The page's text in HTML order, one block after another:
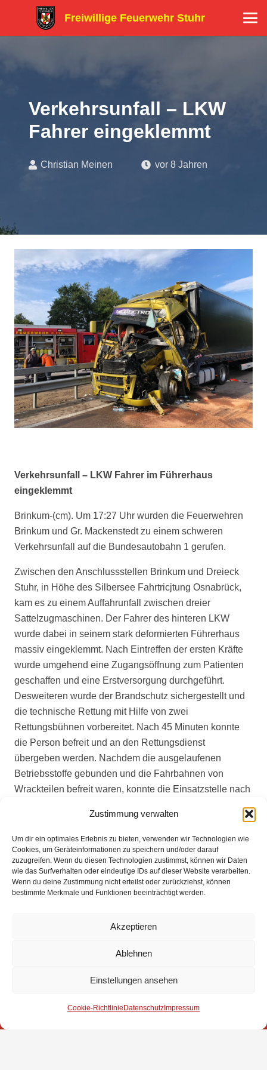
Zustimmung verwalten
Um dir ein optimales Erlebnis zu bieten, verwenden wir Technologien wie
Cookies, um Geräteinformationen zu speichern und/oder darauf
zuzugreifen. Wenn du diesen Technologien zustimmst, können wir Daten
wie das Surfverhalten oder eindeutige IDs auf dieser Website verarbeiten.
Wenn du deine Zustimmung nicht erteilst oder zurückziehst, können
bestimmte Merkmale und Funktionen beeinträchtigt werden.
Akzeptieren
Ablehnen
Einstellungen ansehen
Cookie-Richtlinie Datenschutz Impressum
Freiwillige Feuerwehr Stuhr
Verkehrsunfall – LKW
Fahrer eingeklemmt
Christian Meinen vor 8 Jahren
Verkehrsunfall – LKW Fahrer im Führerhaus
eingeklemmt
Brinkum-(cm). Um 17:27 Uhr wurden die Feuerwehren
Brinkum und Gr. Mackenstedt zu einem schweren
Verkehrsunfall auf die Bundesautobahn 1 gerufen.
Zwischen den Anschlussstellen Brinkum und Dreieck
Stuhr, in Höhe des Silbersee Fahrtricjtung Osnabrück,
kam es zu einem Auffahrunfall zwischen dreier
Sattelzugmaschinen. Der Fahrer des hinteren LKW
wurde dabei in seinem stark deformierten Führerhaus
massiv eingeklemmt. Nach Eintreffen der ersten Kräfte
wurde umgehend eine Zugangsöffnung zum Patienten
geschaffen und eine Erstversorgung durchgeführt.
Desweiteren wurde der Brandschutz sichergestellt und
die technische Rettung mit Hilfe von zwei
Rettungsbühnen vorbereitet. Nach 45 Minuten konnte
die Person befreit und an den Rettungsdienst
übergeben werden. Nachdem die ausgelaufenen
Betriebsstoffe gebunden und die Fahrbahnen von
Wrackteilen befreit waren, konnte die Einsatzstelle nach
Eingesetzte Kräfte: Feuerwehr Brinkum +++ Feuerwehr
Groß Mackenstedt +++ Rettungsdienst +++
Autobahnpolizei